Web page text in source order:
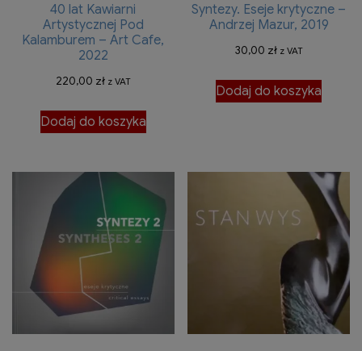
40 lat Kawiarni
Artystycznej Pod
Kalamburem – Art Cafe,
2022
220,00 zł z VAT
Dodaj do koszyka
Syntezy. Eseje krytyczne –
Andrzej Mazur, 2019
30,00 zł z VAT
Dodaj do koszyka